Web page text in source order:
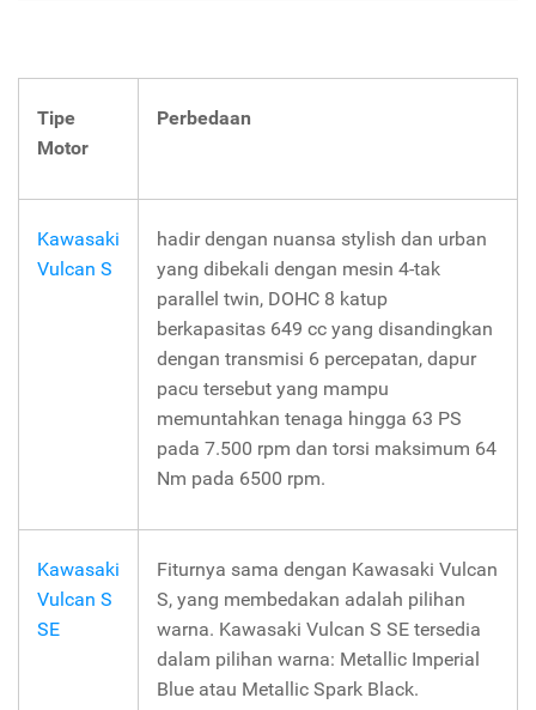
Tipe
Motor
Perbedaan
Kawasaki
Vulcan S
hadir dengan nuansa stylish dan urban
yang dibekali dengan mesin 4-tak
parallel twin, DOHC 8 katup
berkapasitas 649 cc yang disandingkan
dengan transmisi 6 percepatan, dapur
pacu tersebut yang mampu
memuntahkan tenaga hingga 63 PS
pada 7.500 rpm dan torsi maksimum 64
Nm pada 6500 rpm.
Kawasaki
Vulcan S
SE
Fiturnya sama dengan Kawasaki Vulcan
S, yang membedakan adalah pilihan
warna. Kawasaki Vulcan S SE tersedia
dalam pilihan warna: Metallic Imperial
Blue atau Metallic Spark Black.